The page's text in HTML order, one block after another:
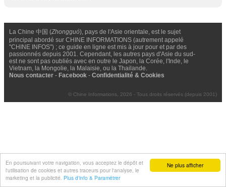
Ne plus afficher
En poursuivant votre navigation, vous acceptez le dépôt et
l'utilisation de cookies et autres traceurs pour l'analyse, le
marketing et la publicité. Plus d'info & Paramétrer
La Chine 中国 (Zhongguó), pays de l'Asie orientale, est le sujet
principal abordé sur CHINE INFORMATIONS (autrement appelé
"CHINE INFOS") ; ce guide en ligne est mis à jour pour et par des
passionnés depuis 2001. Cependant, les autres pays d'Asie du sud-
est ne sont pas oubliés avec en outre le Japon, la Corée, l'Inde, le
Vietnam, la Mongolie, la Malaisie, ou la Thailande.
Nous contacter - Facebook - Confidentialité & Cookies
© Chine Informations, 2026 - Tous droits réservés (depuis 2001)